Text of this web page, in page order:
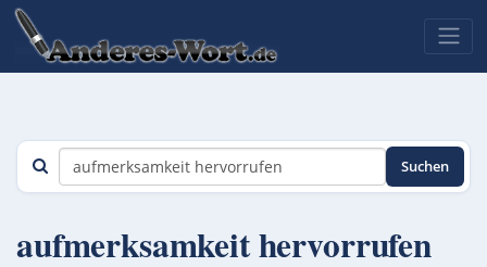
Suchen
aufmerksamkeit hervorrufen